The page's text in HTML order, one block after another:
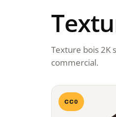
Texture bois 2K
commercial.
CC0